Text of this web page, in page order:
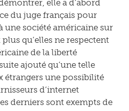
elle a d’abord
du juge français pour
une société américaine sur
qu’elles ne respectent
de la liberté
ajouté qu’une telle
étrangers une possibilité
d’internet
derniers sont exempts de